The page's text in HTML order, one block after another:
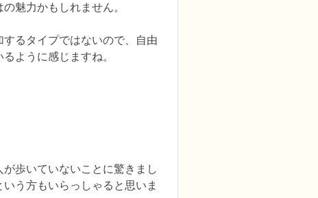
魅力かもしれません。
るタイプではないので、自由
ように感じますね。
歩いていないことに驚きまし
う方もいらっしゃると思いま